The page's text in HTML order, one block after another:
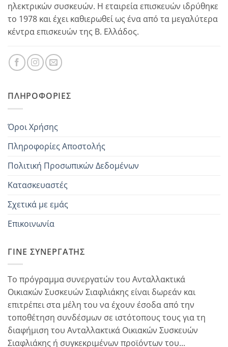
ηλεκτρικών συσκευών. Η εταιρεία επισκευών ιδρύθηκε
το 1978 και έχει καθιερωθεί ως ένα από τα μεγαλύτερα
κέντρα επισκευών της Β. Ελλάδος.
ΠΛΗΡΟΦΟΡΊΕΣ
Όροι Χρήσης
Πληροφορίες Αποστολής
Πολιτική Προσωπικών Δεδομένων
Κατασκευαστές
Σχετικά με εμάς
Επικοινωνία
ΓΊΝΕ ΣΥΝΕΡΓΆΤΗΣ
Το πρόγραμμα συνεργατών του Ανταλλακτικά
Οικιακών Συσκευών Σιαφλιάκης είναι δωρεάν και
επιτρέπει στα μέλη του να έχουν έσοδα από την
τοποθέτηση συνδέσμων σε ιστότοπους τους για τη
διαφήμιση του Ανταλλακτικά Οικιακών Συσκευών
Σιαφλιάκης ή συγκεκριμένων προϊόντων του...